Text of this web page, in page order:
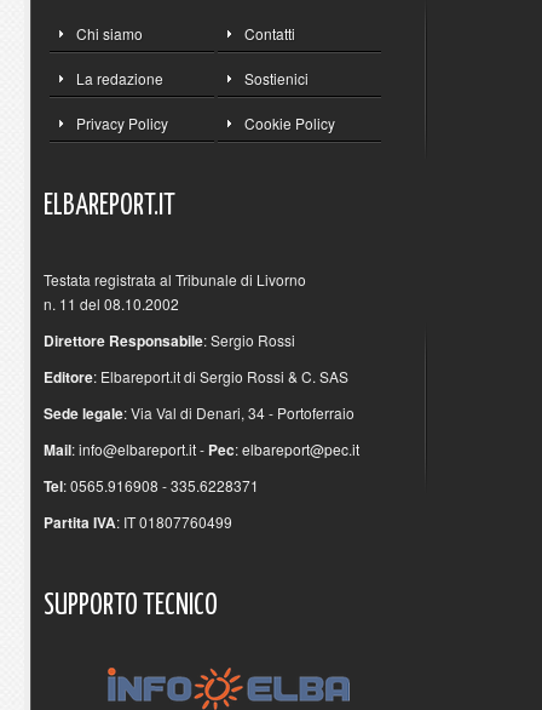
Chi siamo Contatti
La redazione Sostienici
Privacy Policy Cookie Policy
ELBAREPORT.IT
Testata registrata al Tribunale di Livorno
n. 11 del 08.10.2002
Direttore Responsabile: Sergio Rossi
Editore: Elbareport.it di Sergio Rossi & C. SAS
Sede legale: Via Val di Denari, 34 - Portoferraio
Mail:info@elbareport.it- Pec:elbareport@pec.it
Tel: 0565.916908 - 335.6228371
Partita IVA: IT 01807760499
SUPPORTO TECNICO